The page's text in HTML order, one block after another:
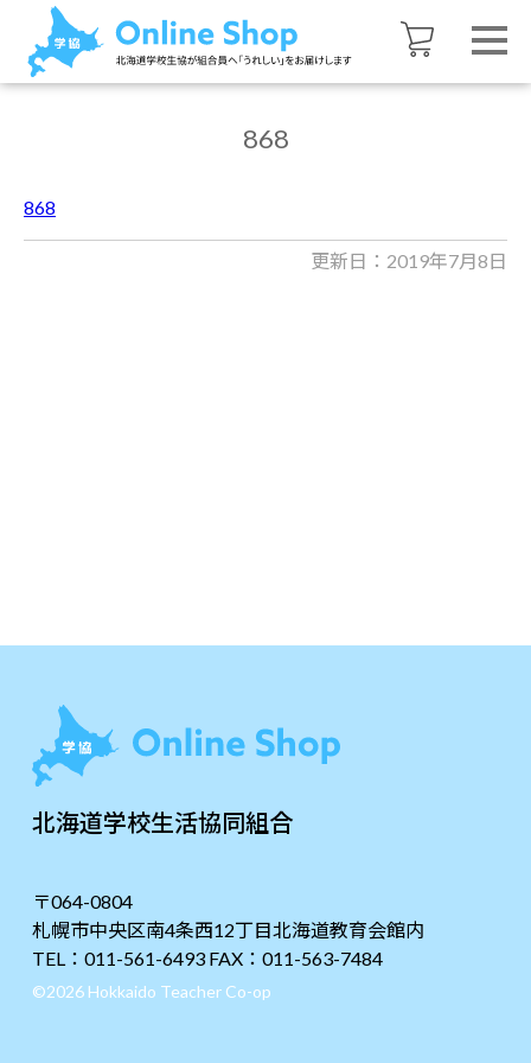
868
868
更新日：2019年7月8日
北海道学校生活協同組合
〒064-0804
札幌市中央区南4条西12丁目北海道教育会館内
TEL：011-561-6493 FAX：011-563-7484
©2026 Hokkaido Teacher Co-op